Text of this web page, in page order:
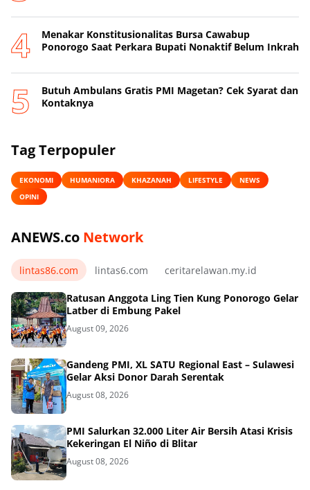
Menakar Konstitusionalitas Bursa Cawabup
Ponorogo Saat Perkara Bupati Nonaktif Belum Inkrah
Butuh Ambulans Gratis PMI Magetan? Cek Syarat dan
Kontaknya
Tag Terpopuler
EKONOMI HUMANIORA KHAZANAH LIFESTYLE
NEWS
OPINI
ANEWS.co Network
lintas86.com lintas6.com ceritarelawan.my.id
Ratusan Anggota Ling Tien Kung Ponorogo Gelar
Latber di Embung Pakel
August 09, 2026
Gandeng PMI, XL SATU Regional East – Sulawesi
Gelar Aksi Donor Darah Serentak
August 08, 2026
PMI Salurkan 32.000 Liter Air Bersih Atasi Krisis
Kekeringan El Niño di Blitar
August 08, 2026